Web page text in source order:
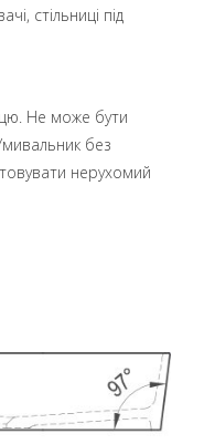
стільниці під
Не може бути
без
нерухомий